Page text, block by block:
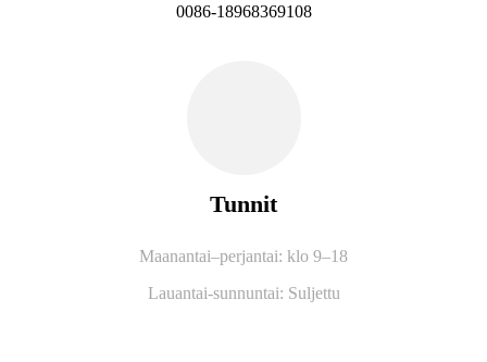
0086-18968369108
Tunnit
Maanantai–perjantai: klo 9–18
Lauantai-sunnuntai: Suljettu